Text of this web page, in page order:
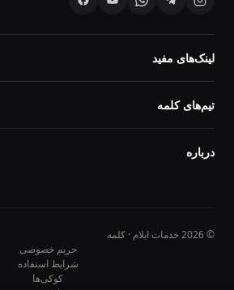
لینک‌های مفید
تیم‌های کلمه
درباره
© 2026 خدمات ایلام · کلمه
حریم خصوصی
شرایط استفاده
کوکی‌ها
10